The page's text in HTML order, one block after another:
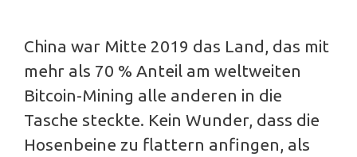
China war Mitte 2019 das Land, das mit
mehr als 70 % Anteil am weltweiten
Bitcoin-Mining alle anderen in die
Tasche steckte. Kein Wunder, dass die
Hosenbeine zu flattern anfingen, als